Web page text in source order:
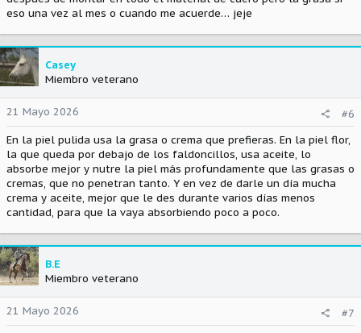
eso una vez al mes o cuando me acuerde… jeje
Casey
Miembro veterano
21 Mayo 2026
#6
En la piel pulida usa la grasa o crema que prefieras. En la piel flor,
la que queda por debajo de los faldoncillos, usa aceite, lo
absorbe mejor y nutre la piel más profundamente que las grasas o
cremas, que no penetran tanto. Y en vez de darle un día mucha
crema y aceite, mejor que le des durante varios días menos
cantidad, para que la vaya absorbiendo poco a poco.
B.E
Miembro veterano
21 Mayo 2026
#7